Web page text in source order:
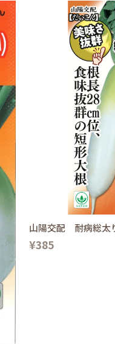
山陽交配 耐病総太
¥385